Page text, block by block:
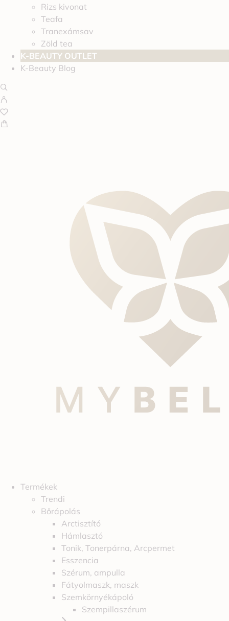
Rizs kivonat
Teafa
Tranexámsav
Zöld tea
K-BEAUTY OUTLET
K-Beauty Blog
Termékek
Trendi
Bőrápolás
Arctisztító
Hámlasztó
Tonik, Tonerpárna, Arcpermet
Esszencia
Szérum, ampulla
Fátyolmaszk, maszk
Szemkörnyékápoló
Szempillaszérum